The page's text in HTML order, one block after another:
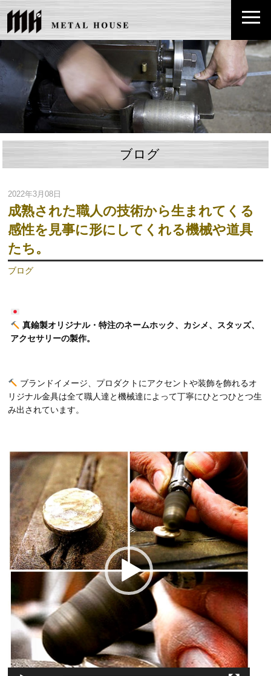
ブログ
2022年3月08日
成熟された職人の技術から生まれてくる
感性を見事に形にしてくれる機械や道具
たち。
ブログ
真鍮製オリジナル・特注のネームホック、カシメ、スタッズ、
アクセサリーの製作。
ブランドイメージ、プロダクトにアクセントや装飾を飾れるオ
リジナル金具は全て職人達と機械達によって丁寧にひとつひとつ生
み出されています。
動
画
プ
レ
ー
ヤ
ー